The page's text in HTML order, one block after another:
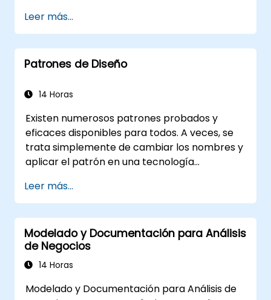
Implementar flujos de proceso
optimizados para procesos intensivos en
personas
Simplificar definiciones complejas de
manejables
Leer más...
Patrones de Diseño
14 Horas
Existen numerosos patrones probados y
eficaces disponibles para todos. A veces, se
trata simplemente de cambiar los nombres y
aplicar el patrón en una tecnología
horas que de otro modo se dedicarían al
diseño y las pruebas. Objetivos de la
formación Este curso tiene dos objetivos
principales: primero, permite reutilizar
patrones ampliamente conocidos; segundo,
facilita la creación y reutilización de patrones
estimar cómo los patrones pueden reducir
Leer más...
Modelado y Documentación para Análisis
de Negocios
14 Horas
Modelado y Documentación para Análisis de